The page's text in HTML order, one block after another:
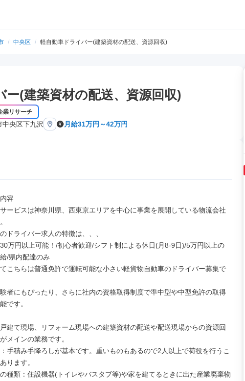
/ 中央区 / 軽自動車ドライバー(建築資材の配送、資源回収)
ー(建築資材の配送、資源回収)
業リサーチ
央区下九沢 月給31万円～42万円
容
ービスは神奈川県、西東京エリアを中心に事業を展開している物流会社
ドライバー求人の特徴は、、、
30万円以上可能！/初心者歓迎/シフト制による休日(月8-9日)/5万円以上の
/県内配達のみ
こちらは普通免許で運転可能な小さい軽貨物自動車のドライバー募集で
者にもぴったり、さらに社内の資格取得制度で準中型や中型免許の取得
です。
建て現場、リフォーム現場への建築資材の配送や配送現場からの資源回
メインの業務です。
手積み手降ろしが基本です。重いものもあるので2人以上で荷役を行うこ
ります。
種類：住設機器(トイレやバスタブ等)や家を建てるときに出た産業廃棄物